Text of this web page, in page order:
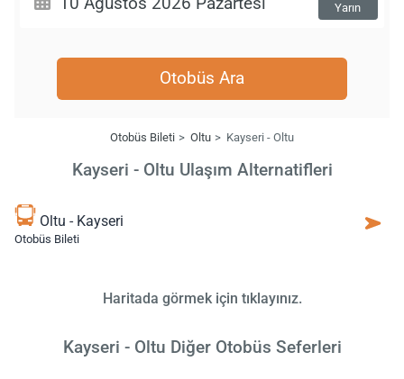
Yarın
Otobüs Ara
Otobüs Bileti Oltu Kayseri - Oltu
Kayseri - Oltu Ulaşım Alternatifleri
Oltu - Kayseri
Otobüs Bileti
Haritada görmek için tıklayınız.
Kayseri - Oltu Diğer Otobüs Seferleri